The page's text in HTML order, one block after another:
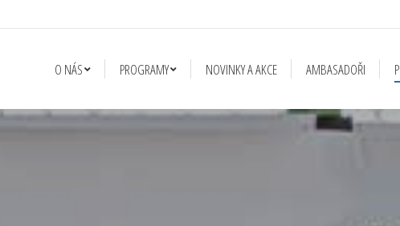
O NÁS PROGRAMY NOVINKY A AKCE AMBASADOŘI
PROGRAMY NOVINKY A AKCE AMBASADOŘI PODPOŘTE NÁS!